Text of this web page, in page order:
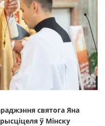
святога Яна
ў Мінску